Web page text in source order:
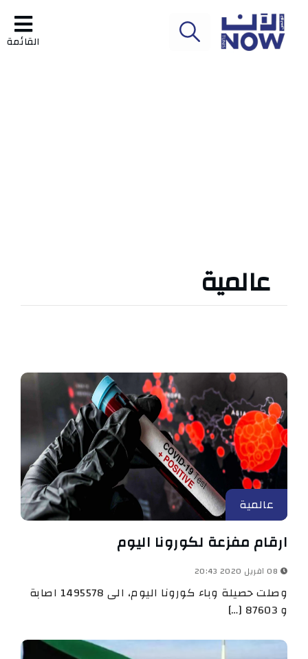
القائمة
عالمية
عالمية
ارقام مفزعة لكورونا اليوم
وصلت حصيلة وباء كورونا اليوم، الى 1495578 اصابة
و 87603 […]